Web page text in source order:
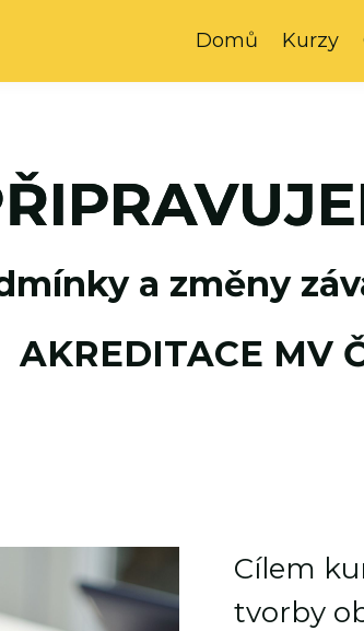
Domů Kurzy
a změny
AKREDITACE MV
Cílem
tvorby